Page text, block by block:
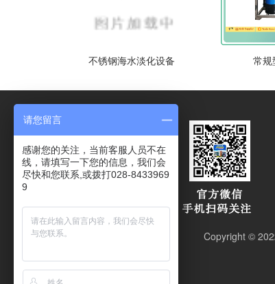
不锈钢海水淡化设备 常规
Copyright ©
请您留言
感谢您的关注，当前客服人员不在
线，请填写一下您的信息，我们会
尽快和您联系,或拨打028-8433969
9